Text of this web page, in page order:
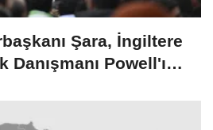
Şara, İngiltere
Powell'ı